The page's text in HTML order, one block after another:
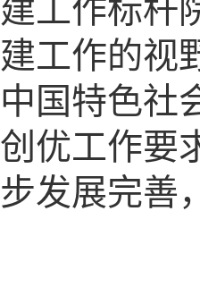
建工作标杆
建工作的视
中国特色社
创优工作要
步发展完善